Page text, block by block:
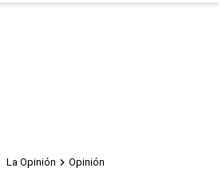
La Opinión Opinión